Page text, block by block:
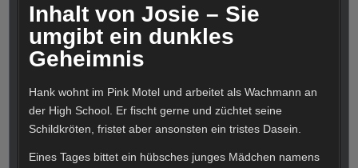
Inhalt von Josie – Sie
umgibt ein dunkles
Geheimnis
Hank wohnt im Pink Motel und arbeitet als Wachmann an
der High School. Er fischt gerne und züchtet seine
Schildkröten, fristet aber ansonsten ein tristes Dasein.
Eines Tages bittet ein hübsches junges Mädchen namens